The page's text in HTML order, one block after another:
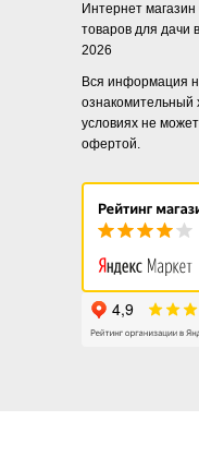
Интернет
товаров для дачи
2026
Вся информация
ознакомительный
условиях не
офертой.